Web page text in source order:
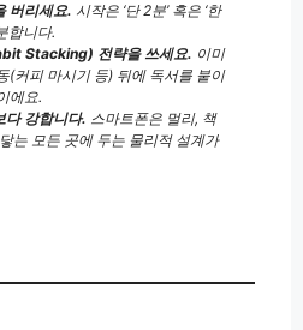
버리세요. 시작은 ‘단 2분’ 혹은 ‘한
합니다.
Stacking) 전략을 쓰세요. 이미
(커피 마시기 등) 뒤에 독서를 붙이
에요.
다 강합니다. 스마트폰은 멀리, 책
는 모든 곳에 두는 물리적 설계가